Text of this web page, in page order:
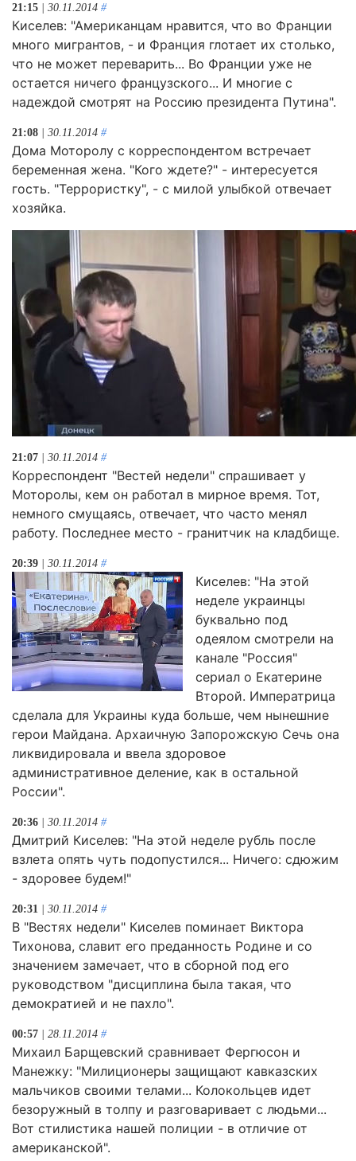
21:15 | 30.11.2014 #
Киселев: "Американцам нравится, что во Франции
много мигрантов, - и Франция глотает их столько,
что не может переварить... Во Франции уже не
остается ничего французского... И многие с
надеждой смотрят на Россию президента Путина".
21:08 | 30.11.2014 #
Дома Моторолу с корреспондентом встречает
беременная жена. "Кого ждете?" - интересуется
гость. "Террористку", - с милой улыбкой отвечает
хозяйка.
21:07 | 30.11.2014 #
Корреспондент "Вестей недели" спрашивает у
Моторолы, кем он работал в мирное время. Тот,
немного смущаясь, отвечает, что часто менял
работу. Последнее место - гранитчик на кладбище.
20:39 | 30.11.2014 #
Киселев: "На этой
неделе украинцы
буквально под
одеялом смотрели на
канале "Россия"
сериал о Екатерине
Второй. Императрица
сделала для Украины куда больше, чем нынешние
герои Майдана. Архаичную Запорожскую Сечь она
ликвидировала и ввела здоровое
административное деление, как в остальной
России".
20:36 | 30.11.2014 #
Дмитрий Киселев: "На этой неделе рубль после
взлета опять чуть подопустился... Ничего: сдюжим
- здоровее будем!"
20:31 | 30.11.2014 #
В "Вестях недели" Киселев поминает Виктора
Тихонова, славит его преданность Родине и со
значением замечает, что в сборной под его
руководством "дисциплина была такая, что
демократией и не пахло".
00:57 | 28.11.2014 #
Михаил Барщевский сравнивает Фергюсон и
Манежку: "Милиционеры защищают кавказских
мальчиков своими телами... Колокольцев идет
безоружный в толпу и разговаривает с людьми...
Вот стилистика нашей полиции - в отличие от
американской".